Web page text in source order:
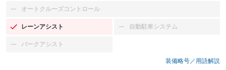
オートクルーズコントロール
：装備なし
レーンアシスト
：装備あり 自動駐車システム
：装備なし
パークアシスト
：装備なし
装備略号／用語解説